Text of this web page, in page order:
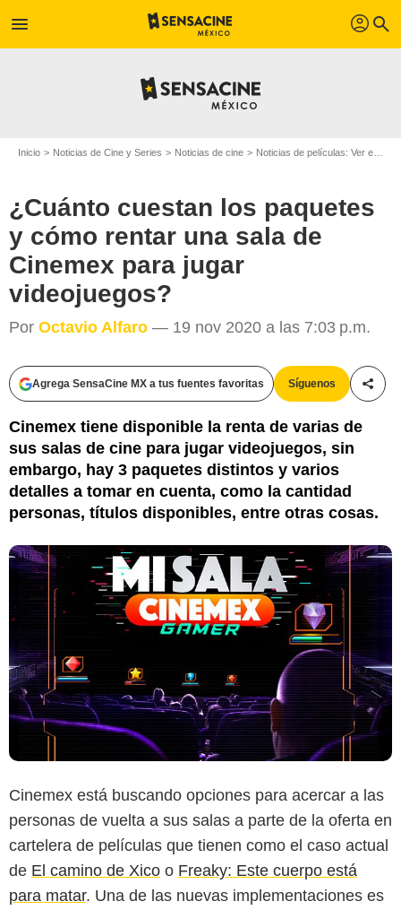
menu profil search
Inicio Noticias de Cine y Series Noticias de cine Noticias de películas: Ver en la web
¿Cuánto cuestan los paquetes
y cómo rentar una sala de
Cinemex para jugar
videojuegos?
Por Octavio Alfaro — 19 nov 2020 a las 7:03 p.m.
Agrega SensaCine MX a tus fuentes favoritas Síguenos
Cinemex tiene disponible la renta de varias de
sus salas de cine para jugar videojuegos, sin
embargo, hay 3 paquetes distintos y varios
detalles a tomar en cuenta, como la cantidad
personas, títulos disponibles, entre otras cosas.
Cinemex está buscando opciones para acercar a las
personas de vuelta a sus salas a parte de la oferta en
cartelera de películas que tienen como el caso actual
de El camino de Xico o Freaky: Este cuerpo está
para matar. Una de las nuevas implementaciones es